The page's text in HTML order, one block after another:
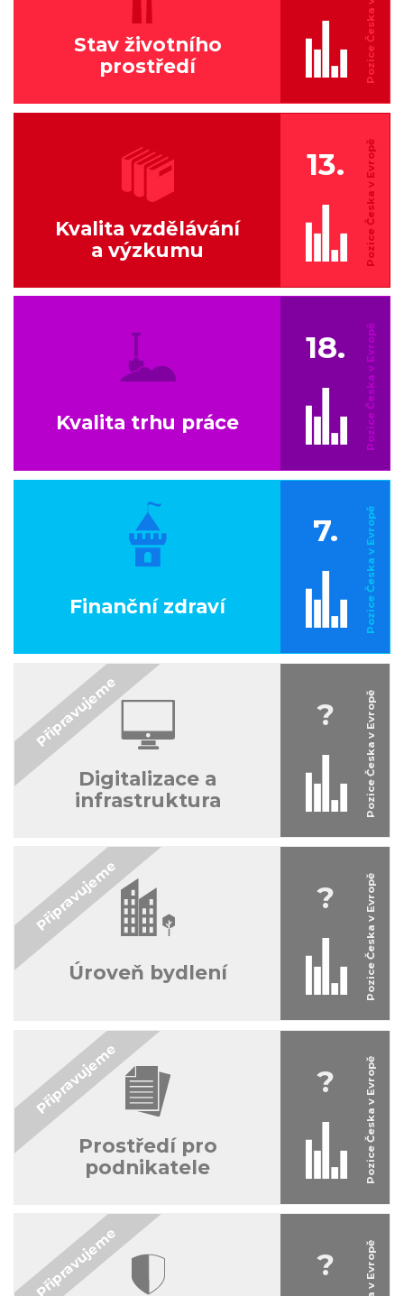
Stav životního
prostředí
Kvalita vzdělávání
a výzkumu
13.
Kvalita trhu práce
18.
Finanční zdraví
7.
Digitalizace a
infrastruktura
?
Úroveň bydlení
?
Prostředí pro
podnikatele
?
?